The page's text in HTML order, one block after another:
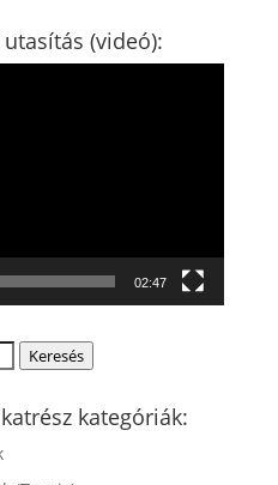
(videó):
02:47
Keresés
kategóriák: